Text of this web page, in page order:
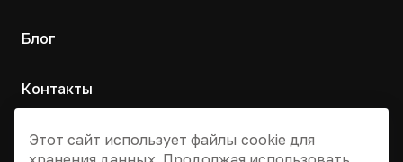
Блог
Контакты
Этот сайт использует файлы cookie для